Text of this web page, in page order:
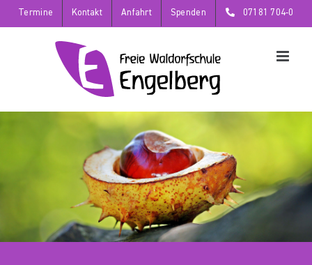
Zum
Inhalt
Termine Kontakt Anfahrt Spenden 07181 704-0